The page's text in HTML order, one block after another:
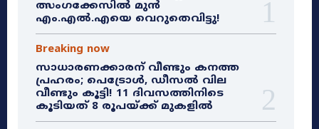
ത്സംഗക്കേസിൽ മുൻ
എം.എൽ.എയെ വെറുതെവിട്ടു!
Breaking now
സാധാരണക്കാരന് വീണ്ടും കനത്ത
പ്രഹരം; പെട്രോൾ, ഡീസൽ വില
വീണ്ടും കൂട്ടി! 11 ദിവസത്തിനിടെ
കൂടിയത് 8 രൂപയ്ക്ക് മുകളിൽ